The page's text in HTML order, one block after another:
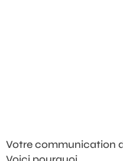
Votre communication